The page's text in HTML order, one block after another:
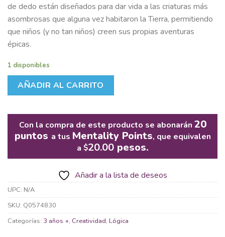
de dedo están diseñados para dar vida a las criaturas más
asombrosas que alguna vez habitaron la Tierra, permitiendo
que niños (y no tan niños) creen sus propias aventuras
épicas.
1 disponibles
AÑADIR AL CARRITO
Con la compra de este producto se abonarán 20
puntos a tus Mentality Points, que equivalen
a $20.00pesos.
Añadir a la lista de deseos
UPC: N/A
SKU: Q0574830
Categorías: 3 años +, Creatividad, Lógica